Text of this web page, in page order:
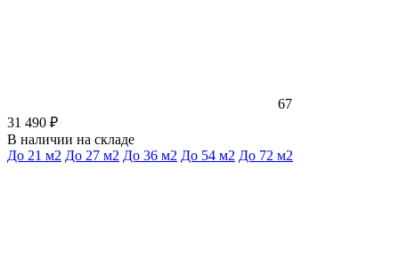
67
31 490 ₽
В наличии на складе
До 21 м2 До 27 м2 До 36 м2 До 54 м2 До 72 м2